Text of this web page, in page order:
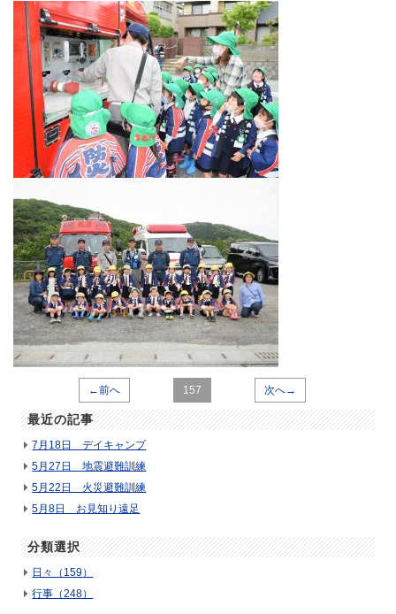
←前へ 157 次へ→
最近の記事
7月18日 デイキャンプ
5月27日 地震避難訓練
5月22日 火災避難訓練
5月8日 お見知り遠足
分類選択
日々（159）
行事（248）